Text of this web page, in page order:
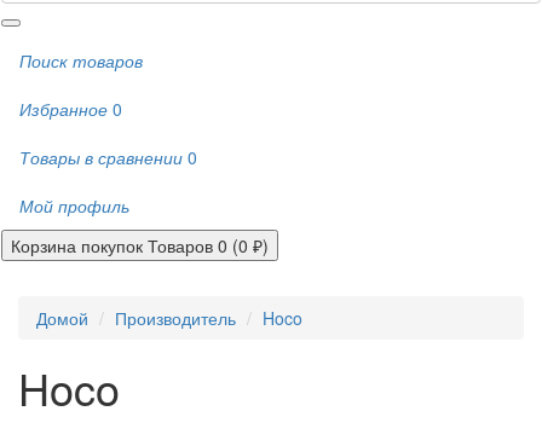
Поиск товаров
Избранное 0
Товары в сравнении 0
Мой профиль
Корзина покупок Товаров 0 (0 ₽)
Домой Производитель Hoco
Hoco